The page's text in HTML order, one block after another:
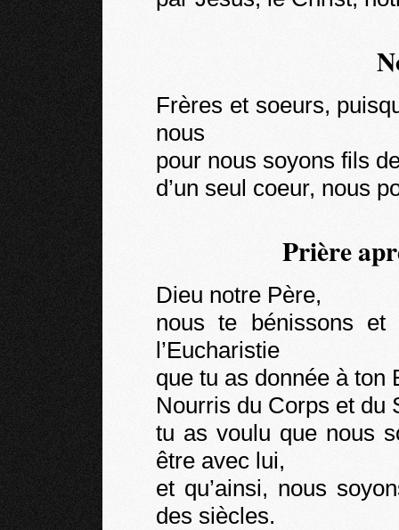
Frères et soeurs,
nous
pour nous soyons fils
d’un seul coeur, nous
Prière
Dieu notre Père,
nous te bénissons et
l’Eucharistie
que tu as donnée à ton
Nourris du Corps et du
tu as voulu que nous
être avec lui,
et qu’ainsi, nous
des siècles.